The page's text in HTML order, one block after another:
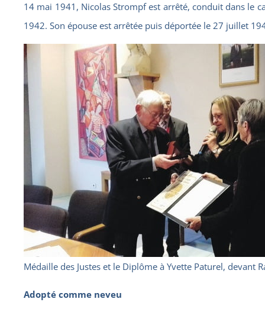
14 mai 1941, Nicolas Strompf est arrêté, conduit dans le
1942. Son épouse est arrêtée puis déportée le 27 juillet
Médaille des Justes et le Diplôme à Yvette Paturel, devant
Adopté comme neveu